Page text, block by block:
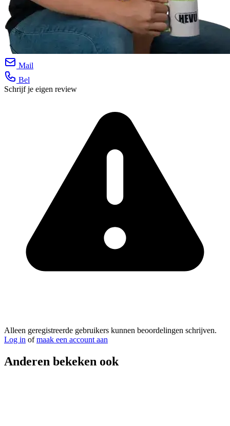
Mail
Bel
Schrijf je eigen review
Alleen geregistreerde gebruikers kunnen beoordelingen schrijven.
Log in ofmaak een account aan
Anderen bekeken ook